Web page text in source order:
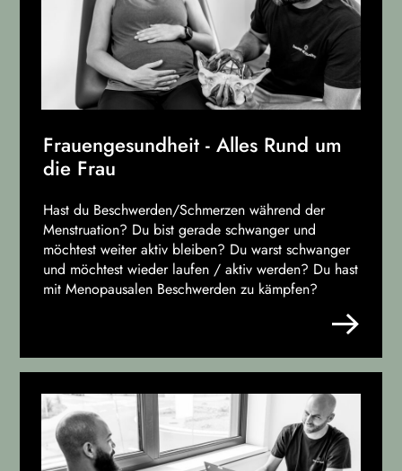
Frauen­gesundheit - Alles Rund um
die Frau
Hast du Beschwerden/Schmerzen während der
Menstruation? Du bist gerade schwanger und
möchtest weiter aktiv bleiben? Du warst schwanger
und möchtest wieder laufen / aktiv werden? Du hast
mit Menopausalen Beschwerden zu kämpfen?